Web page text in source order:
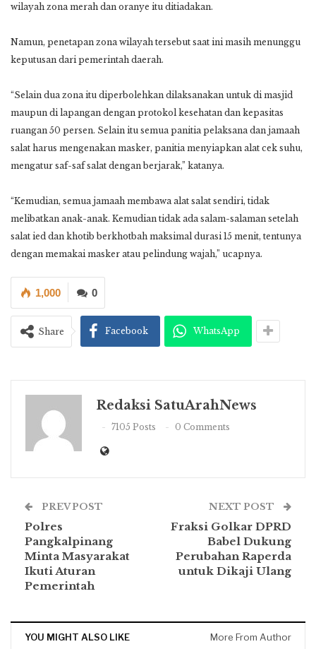
wilayah zona merah dan oranye itu ditiadakan.
Namun, penetapan zona wilayah tersebut saat ini masih menunggu
keputusan dari pemerintah daerah.
“Selain dua zona itu diperbolehkan dilaksanakan untuk di masjid
maupun di lapangan dengan protokol kesehatan dan kepasitas
ruangan 50 persen. Selain itu semua panitia pelaksana dan jamaah
salat harus mengenakan masker, panitia menyiapkan alat cek suhu,
mengatur saf-saf salat dengan berjarak,” katanya.
“Kemudian, semua jamaah membawa alat salat sendiri, tidak
melibatkan anak-anak. Kemudian tidak ada salam-salaman setelah
salat ied dan khotib berkhotbah maksimal durasi 15 menit, tentunya
dengan memakai masker atau pelindung wajah,” ucapnya.
0
1,000
Share Facebook WhatsApp
Redaksi SatuArahNews
7105 Posts 0 Comments
PREV POST
Polres
Pangkalpinang
Minta Masyarakat
Ikuti Aturan
Pemerintah
NEXT POST
Fraksi Golkar DPRD
Babel Dukung
Perubahan Raperda
untuk Dikaji Ulang
YOU MIGHT ALSO LIKE More From Author